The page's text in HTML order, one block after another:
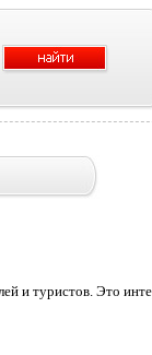
и туристов. Это